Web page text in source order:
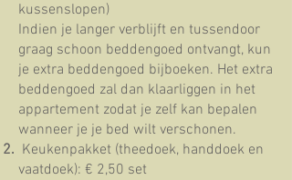
kussenslopen)
Indien je langer verblijft en tussendoor
graag schoon beddengoed ontvangt, kun
je extra beddengoed bijboeken. Het extra
beddengoed zal dan klaarliggen in het
appartement zodat je zelf kan bepalen
wanneer je je bed wilt verschonen.
Keukenpakket (theedoek, handdoek en
vaatdoek): € 2,50 set